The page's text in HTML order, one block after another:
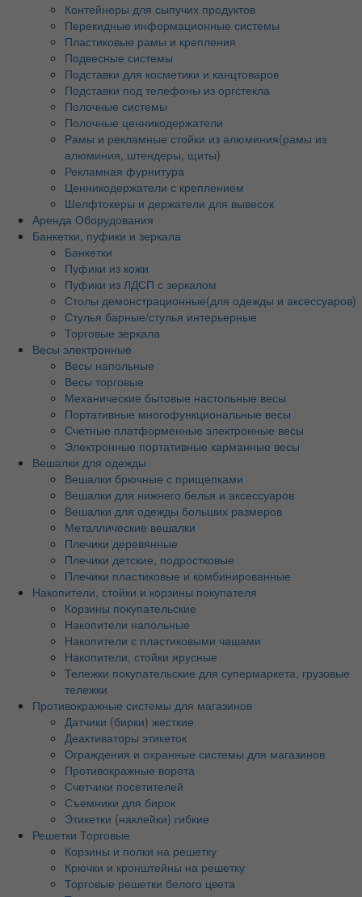
Контейнеры для сыпучих продуктов
Перекидные информационные системы
Пластиковые рамы и крепления
Подвесные системы
Подставки для косметики и канцтоваров
Подставки под телефоны из оргстекла
Полочные системы
Полочные ценникодержатели
Рамы и рекламные стойки из алюминия(рамы из
алюминия, штендеры, щиты)
Рекламная фурнитура
Ценникодержатели с креплением
Шелфтокеры и держатели для вывесок
Аренда Оборудования
Банкетки, пуфики и зеркала
Банкетки
Пуфики из кожи
Пуфики из ЛДСП с зеркалом
Столы демонстрационные(для одежды и аксессуаров)
Стулья барные/стулья интерьерные
Торговые зеркала
Весы электронные
Весы напольные
Весы торговые
Механические бытовые настольные весы
Портативные многофункциональные весы
Счетные платформенные электронные весы
Электронные портативные карманные весы
Вешалки для одежды
Вешалки брючные с прищепками
Вешалки для нижнего белья и аксессуаров
Вешалки для одежды больших размеров
Металлические вешалки
Плечики деревянные
Плечики детские, подростковые
Плечики пластиковые и комбинированные
Накопители, стойки и корзины покупателя
Корзины покупательские
Накопители напольные
Накопители с пластиковыми чашами
Накопители, стойки ярусные
Тележки покупательские для супермаркета, грузовые
тележки
Противокражные системы для магазинов
Датчики (бирки) жесткие
Деактиваторы этикеток
Ограждения и охранные системы для магазинов
Противокражные ворота
Счетчики посетителей
Съемники для бирок
Этикетки (наклейки) гибкие
Решетки Торговые
Корзины и полки на решетку
Крючки и кронштейны на решетку
Торговые решетки белого цвета